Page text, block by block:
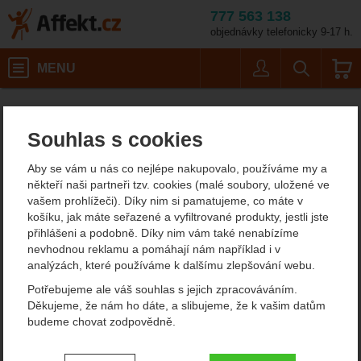
Souhlas s cookies
Aby se vám u nás co nejlépe nakupovalo, používáme my a
někteří naši partneři tzv. cookies (malé soubory, uložené ve
vašem prohlížeči). Díky nim si pamatujeme, co máte v
košíku, jak máte seřazené a vyfiltrované produkty, jestli jste
přihlášeni a podobně. Díky nim vám také nenabízíme
nevhodnou reklamu a pomáhají nám například i v
analýzách, které používáme k dalšímu zlepšování webu.
Potřebujeme ale váš souhlas s jejich zpracováváním.
Děkujeme, že nám ho dáte, a slibujeme, že k vašim datům
budeme chovat zodpovědně.
Nastavení souhlasů s kategoriemi
777 563 138
objednávky telefonicky 9-17 h.
MENU
CAMP. Hercules
CAMP. Hercules
Fotografie